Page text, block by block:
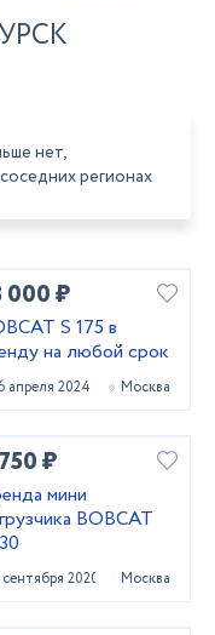
нет,
регионах
000 ₽
S 175 в
на любой срок
апреля 2024 Москва
₽
мини
BOBCAT
2020 Москва